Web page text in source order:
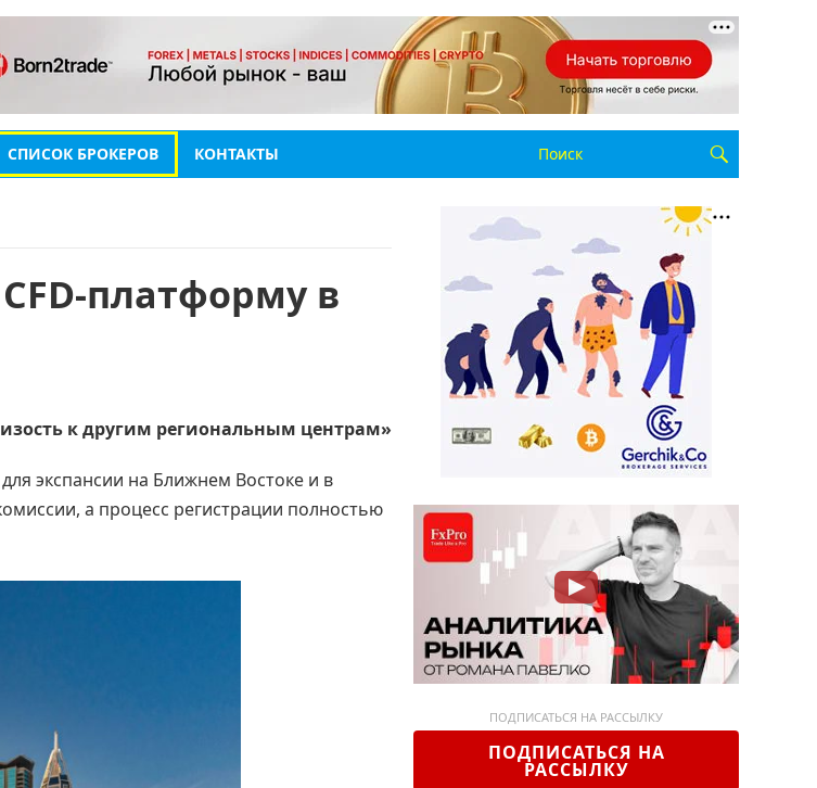
СПИСОК БРОКЕРОВ КОНТАКТЫ
платформу в
к другим региональным центрам»
экспансии на Ближнем Востоке и в
а процесс регистрации полностью
ПОДПИСАТЬСЯ НА РАССЫЛКУ
ПОДПИСАТЬСЯ НА
РАССЫЛКУ